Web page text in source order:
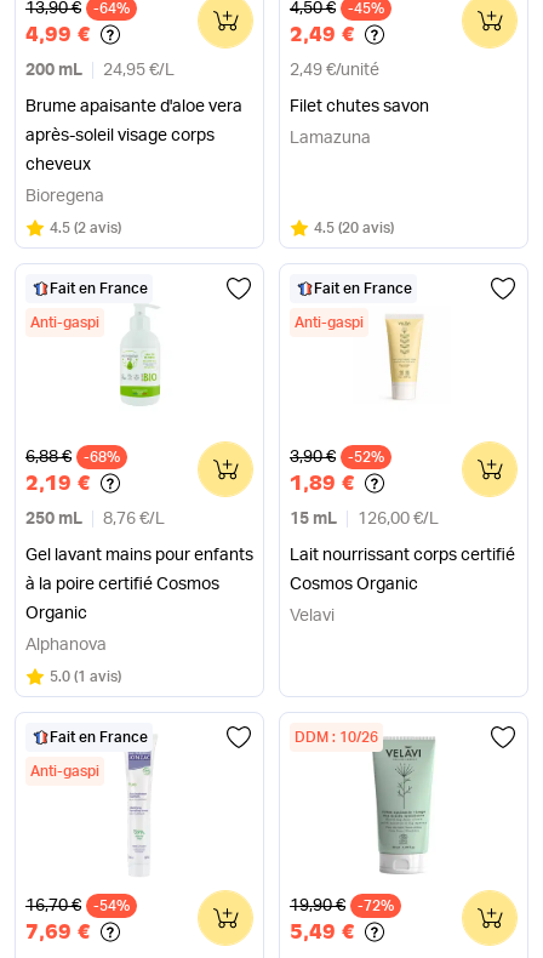
Ancien prix
13,90 € -64%
4,99 €
200 mL 24,95 €/ L
Brume apaisante d'aloe vera
après-soleil visage corps
cheveux
0
Bioregena
Note
4.5 sur 5
(2 avis)
Ancien prix
4,50 € -45%
2,49 €
2,49 €/unité
Filet chutes savon
0
Lamazuna
Note
4.5 sur 5
(20 avis)
Fait en France
Anti-gaspi
Ancien prix
6,88 € -68%
2,19 €
250 mL 8,76 €/ L
Gel lavant mains pour enfants
à la poire certifié Cosmos
Organic
0
Alphanova
Note
5.0 sur 5
(1 avis)
Fait en France
Anti-gaspi
Ancien prix
3,90 € -52%
1,89 €
15 mL 126,00 €/ L
Lait nourrissant corps certifié
Cosmos Organic
0
Velavi
Fait en France
Anti-gaspi
Ancien prix
16,70 € -54%
7,69 €
0
DDM : 10/26
Ancien prix
19,90 € -72%
5,49 €
0